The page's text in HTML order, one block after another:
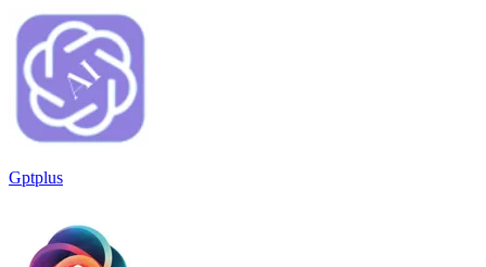
Gptplus